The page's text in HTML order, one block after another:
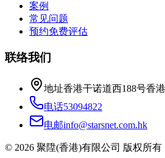
案例
常见问题
预约免费评估
联络我们
地址香港干诺道西188号香
电话53094822
电邮info@starsnet.com.hk
© 2026 聚陞(香港)有限公司 版权所有